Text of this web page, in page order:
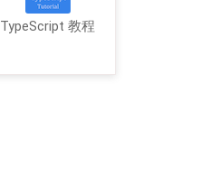
TypeScript 教程